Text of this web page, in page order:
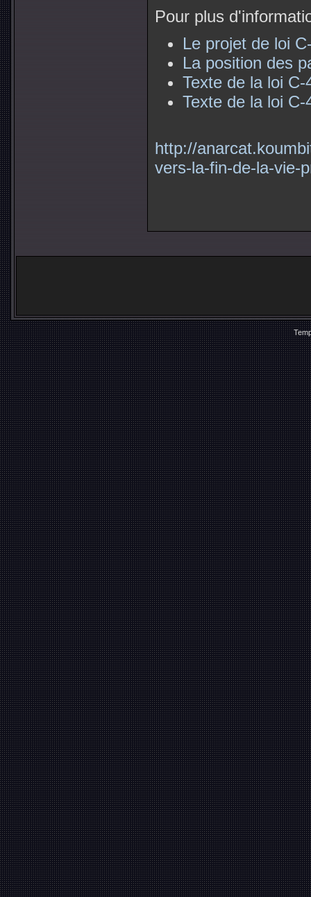
Pour plus
Le projet de loi
La position des
Texte de la loi C-
Texte de la loi
http://
vers-la-fin-de-la-vie-